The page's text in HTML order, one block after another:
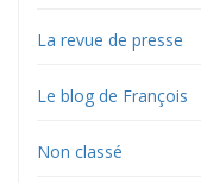
La revue de presse
Le blog de François
Non classé